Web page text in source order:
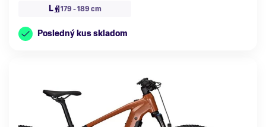
L
179 - 189 cm
Posledný kus skladom